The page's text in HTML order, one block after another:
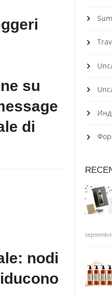
su
di
nodi